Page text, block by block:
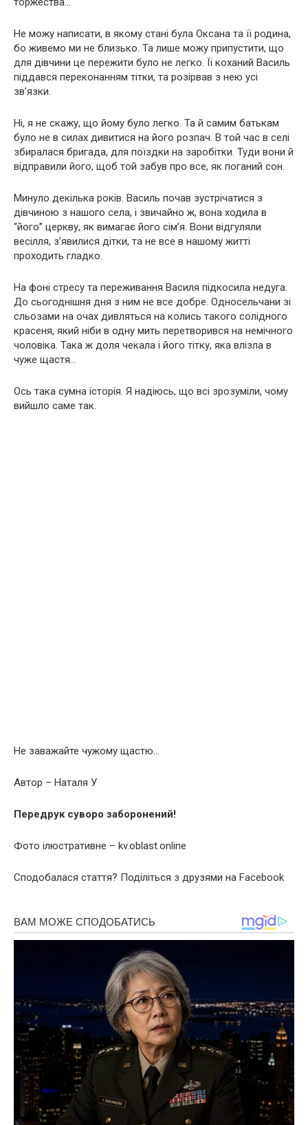
Не можу написати, в якому стані була Оксана та її родина,
бо живемо ми не близько. Та лише можу припустити, що
для дівчини це пережити було не легко. Її коханий Василь
піддався переконанням тітки, та розірвав з нею усі
зв’язки.
Ні, я не скажу, що йому було легко. Та й самим батькам
було не в силах дивитися на його розпач. В той час в селі
збиралася бригада, для поїздки на заробітки. Туди вони й
відправили його, щоб той забув про все, як поганий сон.
Минуло декілька років. Василь почав зустрічатися з
дівчиною з нашого села, і звичайно ж, вона ходила в
“його” церкву, як вимагає його сім’я. Вони відгуляли
весілля, з’явилися дітки, та не все в нашому житті
проходить гладко.
На фоні стресу та переживання Василя підкосила недуга.
До сьогоднішня дня з ним не все добре. Односельчани зі
сльозами на очах дивляться на колись такого солідного
красеня, який ніби в одну мить перетворився на немічного
чоловіка. Така ж доля чекала і його тітку, яка влізла в
чуже щастя…
Ось така сумна історія. Я надіюсь, що всі зрозуміли, чому
вийшло саме так.
Не заважайте чужому щастю…
Автор – Наталя У
Передрук суворо заборонений!
Фото ілюстративне – kv.oblast.online
Сподобалася стаття? Поділіться з друзями на Facebook